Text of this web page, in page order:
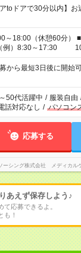
アtoドアで30分以内】
休憩60分） ■ご希望があればその他
（例）8:30～17:30
合わせたい」 「余裕
残業はしたくない」
もう1つのお仕事の勤
応募できません
から最短3日後に開始
50代活躍中 / 服装自由
話対応なし / パソコン
応募する
ーシング株式会社 メディカ
あえず保存しよう♪
応募できるよ。
も！